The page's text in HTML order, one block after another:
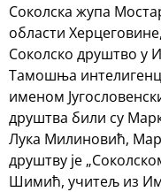
Соколска жупа
области
Соколско друштво у
Тамошња
именом
друштва били су
Лука Милиновић,
друштву је
Шимић, учитељ из